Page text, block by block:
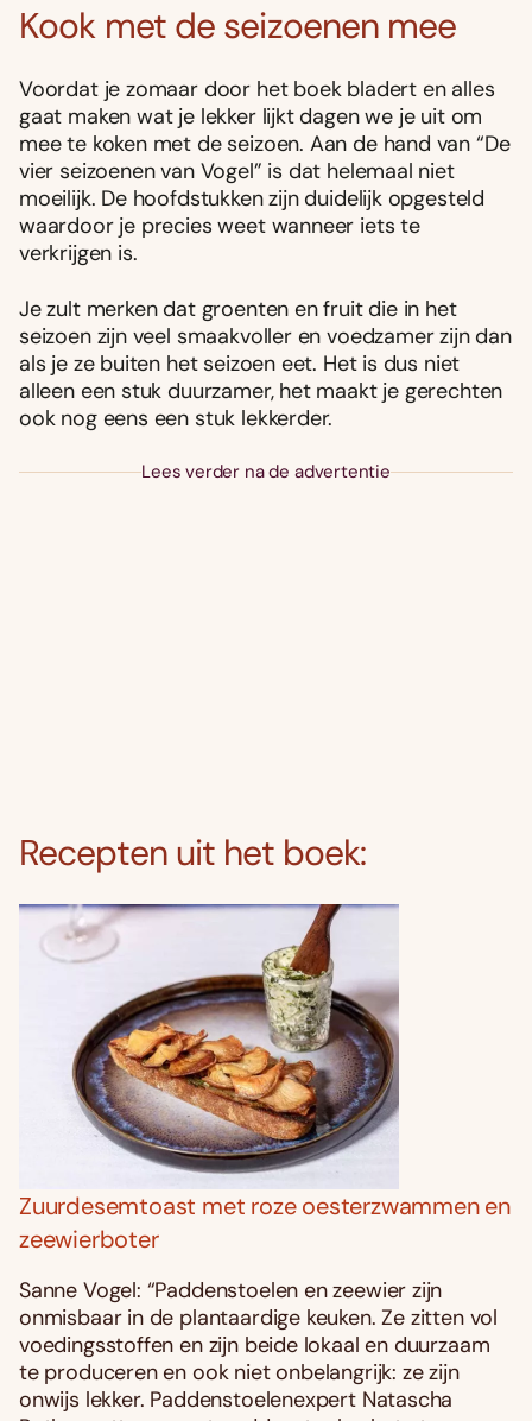
Kook met de seizoenen mee
Voordat je zomaar door het boek bladert en alles
gaat maken wat je lekker lijkt dagen we je uit om
mee te koken met de seizoen. Aan de hand van “De
vier seizoenen van Vogel” is dat helemaal niet
moeilijk. De hoofdstukken zijn duidelijk opgesteld
waardoor je precies weet wanneer iets te
verkrijgen is.
Je zult merken dat groenten en fruit die in het
seizoen zijn veel smaakvoller en voedzamer zijn dan
als je ze buiten het seizoen eet. Het is dus niet
alleen een stuk duurzamer, het maakt je gerechten
ook nog eens een stuk lekkerder.
Lees verder na de advertentie
Recepten uit het boek:
Zuurdesemtoast met roze oesterzwammen en
zeewierboter
Sanne Vogel: “Paddenstoelen en zeewier zijn
onmisbaar in de plantaardige keuken. Ze zitten vol
voedingsstoffen en zijn beide lokaal en duurzaam
te produceren en ook niet onbelangrijk: ze zijn
onwijs lekker. Paddenstoelenexpert Natascha